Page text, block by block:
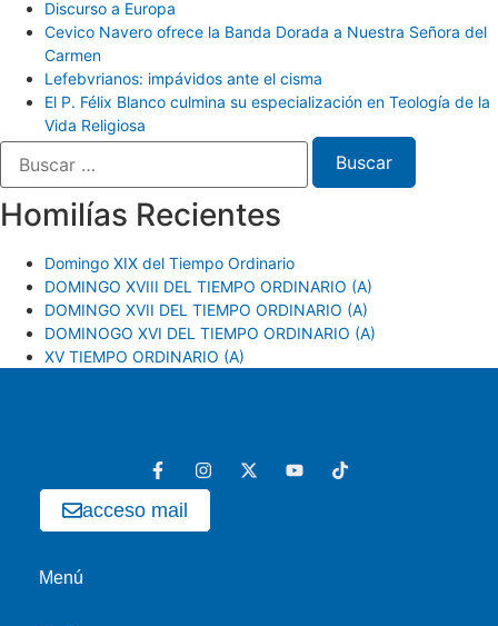
Discurso a Europa
Cevico Navero ofrece la Banda Dorada a Nuestra Señora del
Carmen
Lefebvrianos: impávidos ante el cisma
El P. Félix Blanco culmina su especialización en Teología de la
Vida Religiosa
Homilías Recientes
Domingo XIX del Tiempo Ordinario
DOMINGO XVIII DEL TIEMPO ORDINARIO (A)
DOMINGO XVII DEL TIEMPO ORDINARIO (A)
DOMINOGO XVI DEL TIEMPO ORDINARIO (A)
XV TIEMPO ORDINARIO (A)
acceso mail
Menú